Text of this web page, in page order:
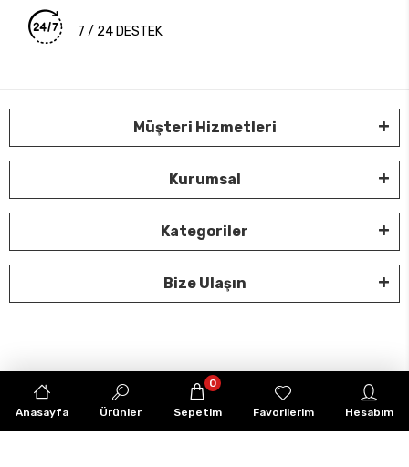
7 / 24 DESTEK
Müşteri Hizmetleri
Kurumsal
Kategoriler
Bize Ulaşın
Anasayfa Ürünler Sepetim
0
Favorilerim Hesabım